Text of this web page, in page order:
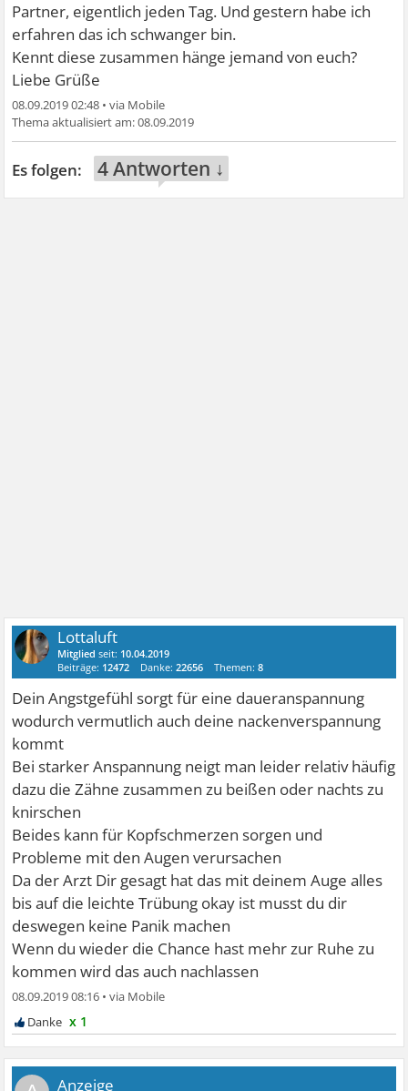
Partner, eigentlich jeden Tag. Und gestern habe ich
erfahren das ich schwanger bin.
Kennt diese zusammen hänge jemand von euch?
Liebe Grüße
08.09.2019 02:48 •
08.09.2019
4 Antworten ↓
Lottaluft
Mitglied seit: 10.04.2019
Beiträge: 12472 Danke:22656 Themen:8
Dein Angstgefühl sorgt für eine daueranspannung
wodurch vermutlich auch deine nackenverspannung
kommt
Bei starker Anspannung neigt man leider relativ häufig
dazu die Zähne zusammen zu beißen oder nachts zu
knirschen
Beides kann für Kopfschmerzen sorgen und
Probleme mit den Augen verursachen
Da der Arzt Dir gesagt hat das mit deinem Auge alles
bis auf die leichte Trübung okay ist musst du dir
deswegen keine Panik machen
Wenn du wieder die Chance hast mehr zur Ruhe zu
kommen wird das auch nachlassen
08.09.2019 08:16 •
x 1